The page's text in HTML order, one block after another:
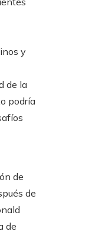
y
de la
podría
de
de
de